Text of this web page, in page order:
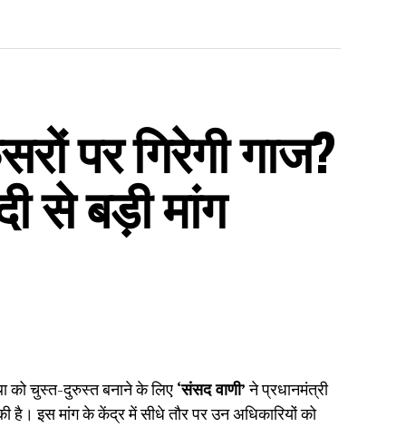
पर गिरेगी गाज?
से बड़ी मांग
को चुस्त-दुरुस्त बनाने के लिए ‘संसद वाणी’ने प्रधानमंत्री
है। इस मांग के केंद्र में सीधे तौर पर उन अधिकारियों को